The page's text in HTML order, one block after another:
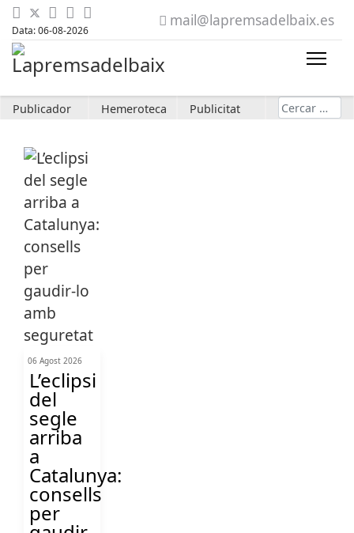
Data: 06-08-2026
mail@lapremsadelbaix.es
Publicador Hemeroteca Publicitat Cerca
06 Agost 2026
L’eclipsi
del
segle
arriba
a
Catalunya:
consells
per